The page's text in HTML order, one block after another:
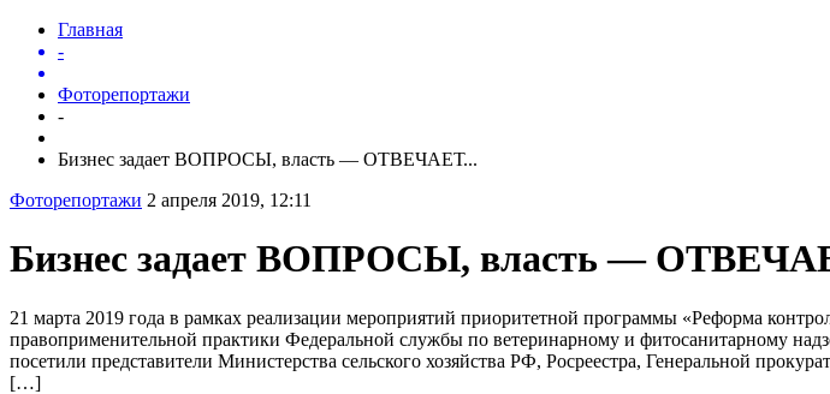
Главная
-
Фоторепортажи
-
Бизнес задает ВОПРОСЫ, власть — ОТВЕЧАЕТ...
Фоторепортажи 2 апреля 2019, 12:11
Бизнес задает ВОПРОСЫ, власть —
21 марта 2019 года в рамках реализации мероприятий приоритетной программы «Реформа
правоприменительной практики Федеральной службы по ветеринарному и фитосанитарному
посетили представители Министерства сельского хозяйства РФ, Росреестра, Генеральной
[…]